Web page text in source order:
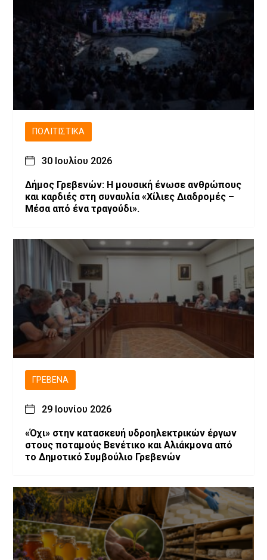
ΠΟΛΙΤΙΣΤΙΚΆ
30 Ιουλίου 2026
Δήμος Γρεβενών: Η μουσική ένωσε ανθρώπους
και καρδιές στη συναυλία «Χίλιες Διαδρομές –
Μέσα από ένα τραγούδι».
ΓΡΕΒΕΝΆ
29 Ιουνίου 2026
«Όχι» στην κατασκευή υδροηλεκτρικών έργων
στους ποταμούς Βενέτικο και Αλιάκμονα από
το Δημοτικό Συμβούλιο Γρεβενών